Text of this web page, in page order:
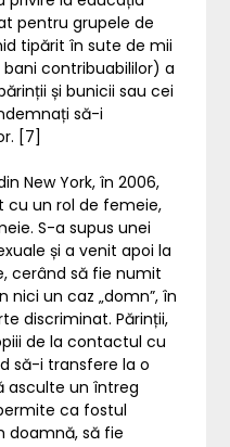
pentru grupele de
tipărit în sute de mii
contribuabililor) a
și bunicii sau cei
să-i
[7]
New York, în 2006,
un rol de femeie,
S-a supus unei
și a venit apoi la
cerând să fie numit
nici un caz „domn”, în
discriminat. Părinții,
de la contactul cu
să-i transfere la o
asculte un întreg
ca fostul
doamnă, să fie